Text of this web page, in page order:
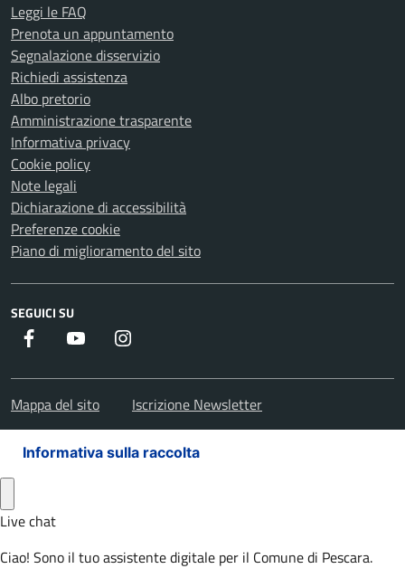
Leggi le FAQ
Prenota un appuntamento
Segnalazione disservizio
Richiedi assistenza
Albo pretorio
Amministrazione trasparente
Informativa privacy
Cookie policy
Note legali
Dichiarazione di accessibilità
Preferenze cookie
Piano di miglioramento del sito
SEGUICI SU
Facebook Youtube
Mappa del sito Iscrizione Newsletter
Informativa sulla raccolta